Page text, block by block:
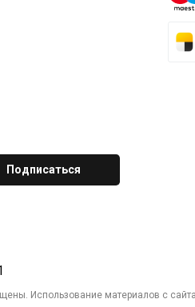
Использование материалов с